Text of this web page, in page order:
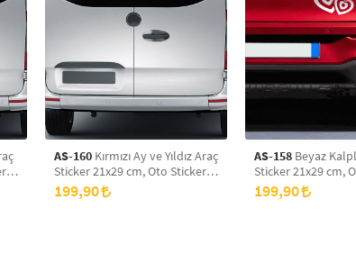
AS-160 Kırmızı Ay ve Yıldız Araç
Sticker 21x29 cm, Oto Sticker,
Araba Sticker
199,90
AS-158 Beyaz
Sticker 21x29 cm,
Araba Sticker
199,90